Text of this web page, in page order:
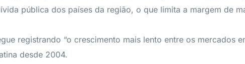
pública dos países da região, o que limita a margem de
registrando “o crescimento mais lento entre os mercados
desde 2004.